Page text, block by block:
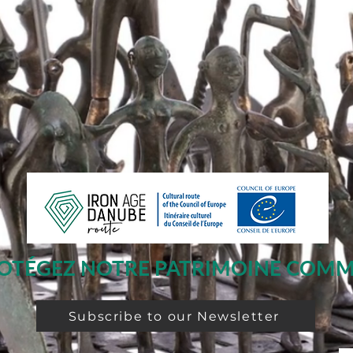
NOTRE PATRIMOINE
Subscribe to our Newsletter